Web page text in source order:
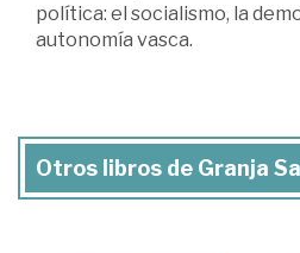
política: el socialismo, la
autonomía vasca.
Otros libros de Granja